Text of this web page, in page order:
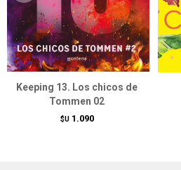
Keeping 13. Los chicos de
Tommen 02
$U 1.090